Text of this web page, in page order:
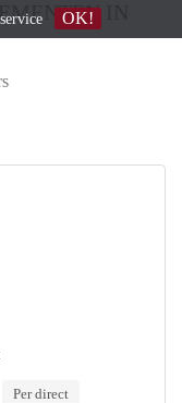
IN
Per direct
OK!